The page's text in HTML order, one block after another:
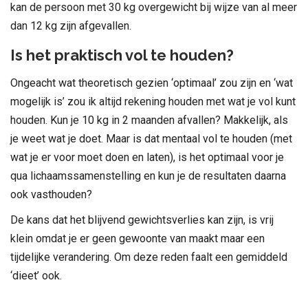
kan de persoon met 30 kg overgewicht bij wijze van al meer
dan 12 kg zijn afgevallen.
Is het praktisch vol te houden?
Ongeacht wat theoretisch gezien ‘optimaal’ zou zijn en ‘wat
mogelijk is’ zou ik altijd rekening houden met wat je vol kunt
houden. Kun je 10 kg in 2 maanden afvallen? Makkelijk, als
je weet wat je doet. Maar is dat mentaal vol te houden (met
wat je er voor moet doen en laten), is het optimaal voor je
qua lichaamssamenstelling en kun je de resultaten daarna
ook vasthouden?
De kans dat het blijvend gewichtsverlies kan zijn, is vrij
klein omdat je er geen gewoonte van maakt maar een
tijdelijke verandering. Om deze reden faalt een gemiddeld
‘dieet’ ook.